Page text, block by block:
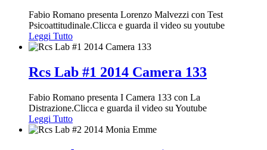
Fabio Romano presenta Lorenzo Malvezzi con Test
Psicoattitudinale.Clicca e guarda il video su youtube
Leggi Tutto
Rcs Lab #1 2014 Camera 133
Fabio Romano presenta I Camera 133 con La
Distrazione.Clicca e guarda il video su Youtube
Leggi Tutto